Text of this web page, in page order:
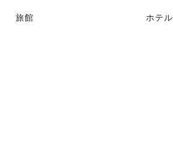
旅館 ホテル